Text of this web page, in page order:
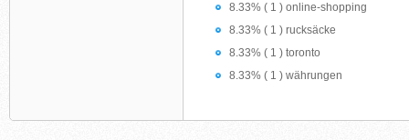
8.33% ( 1 ) online-shopping
8.33% ( 1 ) rucksäcke
8.33% ( 1 ) toronto
8.33% ( 1 ) währungen